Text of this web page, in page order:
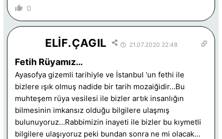
0
ELİF.ÇAGIL 21.07.2020 22:48
Fetih Rüyamız…
Ayasofya gizemli tarihiyle ve İstanbul ‘un fethi ile
bizlere ışık olmuş nadide bir tarih mozaiğidir…Bu
muhteşem rüya vesilesi ile bizler artık insanlığın
bilmesinin imkansız olduğu bilgilere ulaşmış
bulunuyoruz…Rabbimizin inayeti ile bizler bu kıymetli
bilgilere ulaşıyoruz peki bundan sonra ne mi olacak…